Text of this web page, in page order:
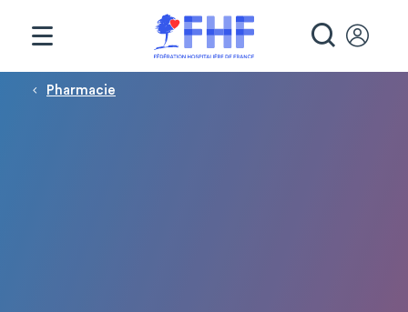
Fil d'Ariane
Pharmacie
Panneau de gestion des cookies